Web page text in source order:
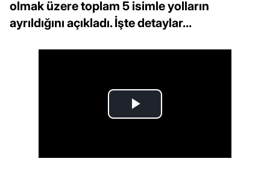
olmak üzere toplam 5 isimle yolların
ayrıldığını açıkladı. İşte detaylar...